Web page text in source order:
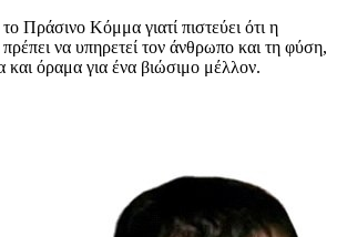
Πράσινο Κόμμα γιατί πιστεύει ότι η
πρέπει να υπηρετεί τον άνθρωπο και τη φύση,
και όραμα για ένα βιώσιμο μέλλον.